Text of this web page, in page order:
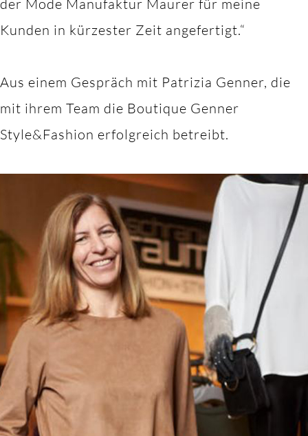
der Mode Manufaktur Maurer für meine
Kunden in kürzester Zeit angefertigt.“
Aus einem Gespräch mit Patrizia Genner, die
mit ihrem Team die Boutique Genner
Style&Fashion erfolgreich betreibt.